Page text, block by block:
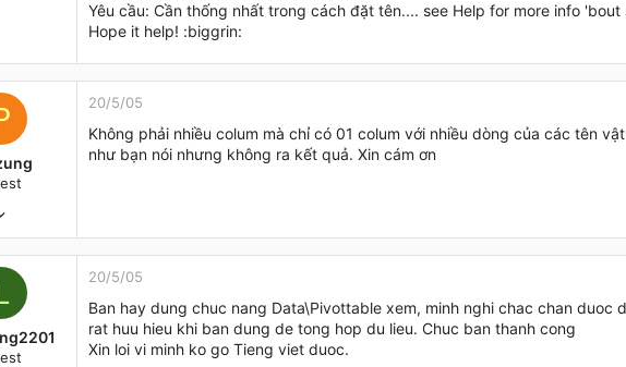
Yêu cầu: Cần thống nhất trong cách đặt tên.... see Help for more info
Hope it help! :biggrin:
0
Hà Nội
20/5/05
Không phải nhiều colum mà chỉ có 01 colum với nhiều dòng của các tên
như bạn nói nhưng không ra kết quả. Xin cám ơn
20/5/05
Ban hay dung chuc nang Data\Pivottable xem, minh nghi chac chan duoc
rat huu hieu khi ban dung de tong hop du lieu. Chuc ban thanh cong
Xin loi vi minh ko go Tieng viet duoc.